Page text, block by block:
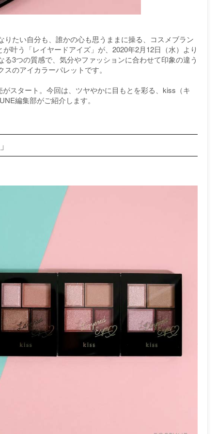
たい自分も、誰かの心も思うままに操る、コスメブラン
叶う「レイヤードアイズ」が、2020年2月12日（水）より
3つの質感で、気分やファッションに合わせて印象の違う
のアイカラーパレットです。
スタート。今回は、ツヤやかに目もとを彩る、kiss（キ
編集部がご紹介します。